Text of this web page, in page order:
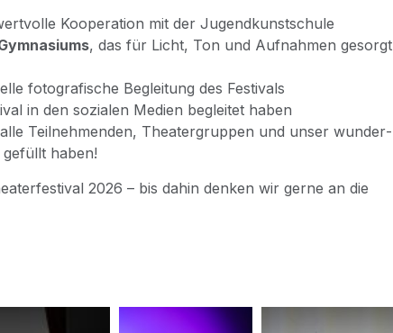
Koope­ra­ti­on mit der Jugendkunstschule
, das für Licht, Ton und Auf­nah­men gesorgt
foto­gra­fi­sche Beglei­tung des Festivals
in den sozia­len Medi­en beglei­tet haben
Teil­neh­men­den, Thea­ter­grup­pen und unser wun­der­
gefüllt haben!
2026 – bis dahin den­ken wir ger­ne an die